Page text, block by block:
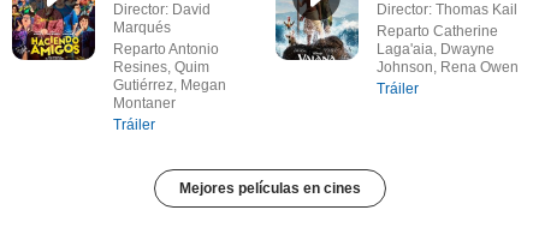
Director: David
Marqués
Reparto Antonio
Resines, Quim
Gutiérrez, Megan
Montaner
Tráiler
Director: Thomas Kail
Reparto Catherine
Laga'aia, Dwayne
Johnson, Rena Owen
Tráiler
Mejores películas en cines